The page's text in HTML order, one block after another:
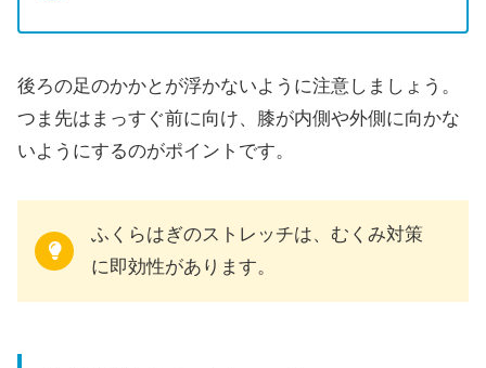
後ろの足のかかとが浮かないように注意しましょう。
つま先はまっすぐ前に向け、膝が内側や外側に向かな
いようにするのがポイントです。
ふくらはぎのストレッチは、むくみ対策
に即効性があります。